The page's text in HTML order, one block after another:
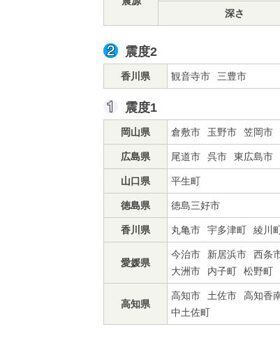
深さ
震度2
香川県 観音寺市 三豊市
震度1
岡山県 倉敷市 玉野市 笠岡市
広島県 尾道市 呉市 東広島市
山口県 平生町
徳島県 徳島三好市
香川県 丸亀市 宇多津町 綾川
愛媛県
今治市 新居浜市 西条
大洲市
内子町 松野町
高知県
高知市 土佐市 高知香
中土佐町